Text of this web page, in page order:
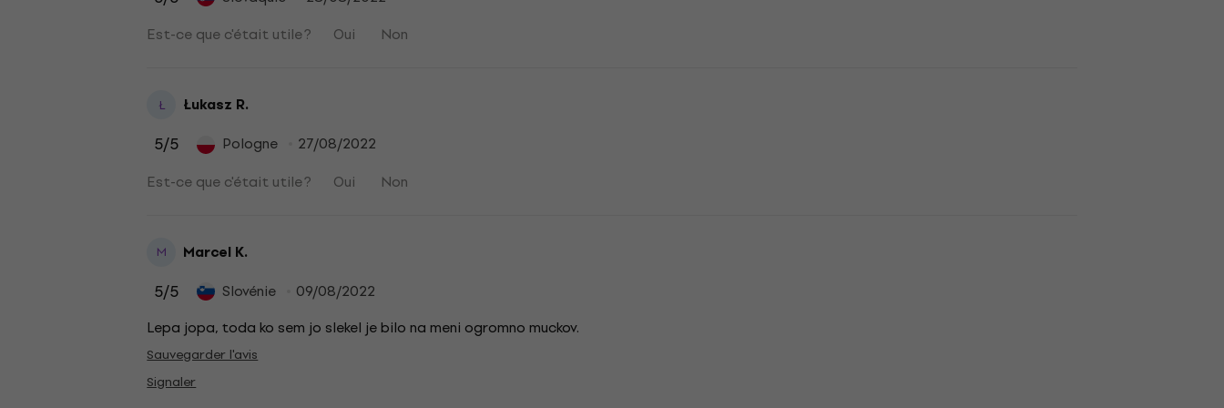
Est-ce que c'était utile ?
Oui Non
Ł Łukasz R.
5/5 Pologne
27/08/2022
Est-ce que c'était utile ?
Oui Non
M Marcel K.
5/5 Slovénie
09/08/2022
Lepa jopa, toda ko sem jo slekel je bilo na meni ogromno muckov.
Sauvegarder l'avis
Signaler